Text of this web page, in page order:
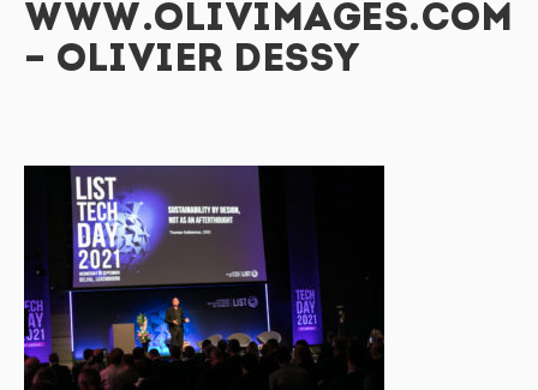
WWW.OLIVIMAGES.COM
– OLIVIER DESSY